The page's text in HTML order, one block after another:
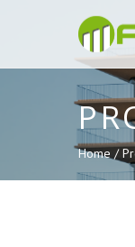
Home /